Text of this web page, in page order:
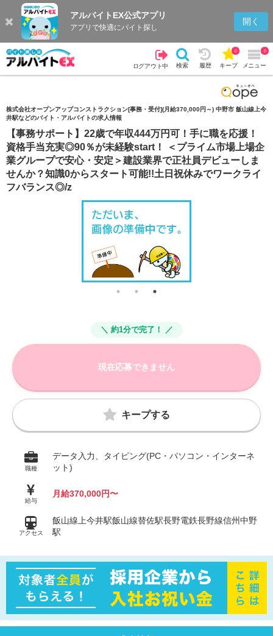
アルバイトEX公式アプリ
アプリで快適にバイト探し
開く
ログアウト中 検索 履歴 キープ
0
メニュー
0
検索 履歴
株式会社オープンアップコンストラクション[事務・受付](月給370,000円～) 中野市 飯山線上今
井駅などのバイト・アルバイトの求人情報
【事務サポート】22歳で年収444万円可！手に職を応援！
資格手当充実◎90％が未経験start！ ＜プライム市場上場企
業グループで安心・安定＞建設業界で正社員デビューしま
せんか？知識0からスタート可能!!土日祝休みでワークライ
フバランス◎/z
＼ 約1分で完了！ ／
現在応募できません
キープする
職種
データ入力、タイピング(PC・パソコン・インターネ
ット)
給与
月給370,000円〜
アクセス
飯山線上今井駅飯山線替佐駅長野電鉄長野線信州中野
駅